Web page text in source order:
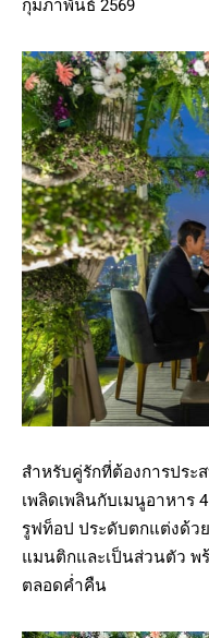
กุมภาพันธ์ 2569
สำหรับคู่รักที่ต้องการประ
เพลิดเพลินกับเมนูอาหา
รูฟท็อป ประดับตกแต่งด้ว
แมนติกและเป็นส่วนตัว พ
ตลอดค่ำคืน